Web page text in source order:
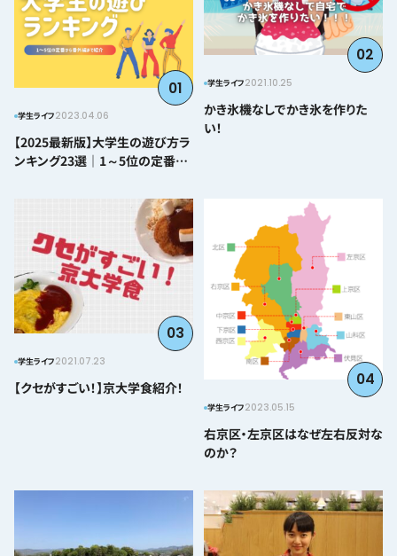
01
学生ライフ2023.04.06
【2025最新版】大学生の遊び方ラ
ンキング23選｜1～5位の定番か
02
学生ライフ2021.10.25
かき氷機なしでかき氷を作りた
い！
03
学生ライフ2021.07.23
【クセがすごい！】京大学食紹介！ 04
学生ライフ2023.05.15
右京区・左京区はなぜ左右反対な
のか？